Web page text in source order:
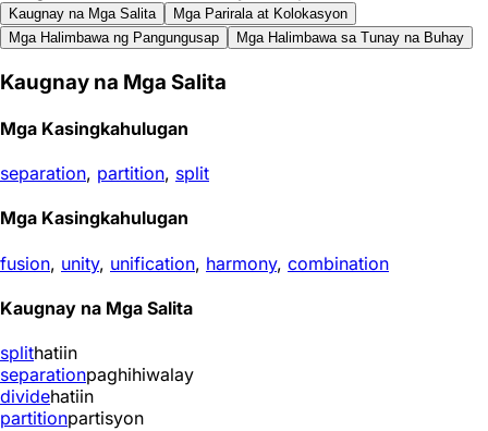
Kaugnay na Mga Salita
Mga Parirala at Kolokasyon
Mga Halimbawa ng Pangungusap
Mga Halimbawa sa Tunay na Buhay
Kaugnay na Mga Salita
Mga Kasingkahulugan
separation, partition, split
Mga Kasingkahulugan
fusion, unity, unification, harmony, combination
Kaugnay na Mga Salita
splithatiin
separationpaghihiwalay
dividehatiin
partitionpartisyon